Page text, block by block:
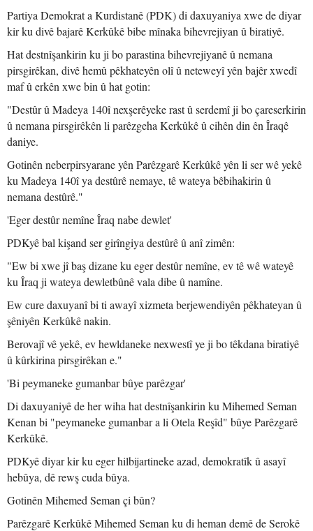
Partiya Demokrat a Kurdistanê (PDK) di daxuyaniya xwe de diyar
kir ku divê bajarê Kerkûkê bibe mînaka bihevrejiyan û biratiyê.
Hat destnîşankirin ku ji bo parastina bihevrejiyanê û nemana
pirsgirêkan, divê hemû pêkhateyên olî û neteweyî yên bajêr xwedî
maf û erkên xwe bin û hat gotin:
"Destûr û Madeya 140î nexşerêyeke rast û serdemî ji bo çareserkirin
û nemana pirsgirêkên li parêzgeha Kerkûkê û cihên din ên Îraqê
daniye.
Gotinên neberpirsyarane yên Parêzgarê Kerkûkê yên li ser wê yekê
ku Madeya 140î ya destûrê nemaye, tê wateya bêbihakirin û
nemana destûrê."
'Eger destûr nemîne Îraq nabe dewlet'
PDKyê bal kişand ser girîngiya destûrê û anî zimên:
"Ew bi xwe jî baş dizane ku eger destûr nemîne, ev tê wê wateyê
ku Îraq ji wateya dewletbûnê vala dibe û namîne.
Ew cure daxuyanî bi ti awayî xizmeta berjewendiyên pêkhateyan û
şêniyên Kerkûkê nakin.
Berovajî vê yekê, ev hewldaneke nexwestî ye ji bo têkdana biratiyê
û kûrkirina pirsgirêkan e."
'Bi peymaneke gumanbar bûye parêzgar'
Di daxuyaniyê de her wiha hat destnîşankirin ku Mihemed Seman
Kenan bi "peymaneke gumanbar a li Otela Reşîd" bûye Parêzgarê
Kerkûkê.
PDKyê diyar kir ku eger hilbijartineke azad, demokratîk û asayî
hebûya, dê rewş cuda bûya.
Gotinên Mihemed Seman çi bûn?
Parêzgarê Kerkûkê Mihemed Seman ku di heman demê de Serokê